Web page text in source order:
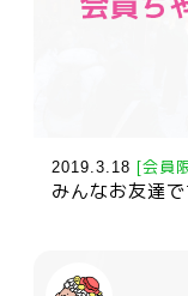
2019.3.18 [会員
みんなお友達